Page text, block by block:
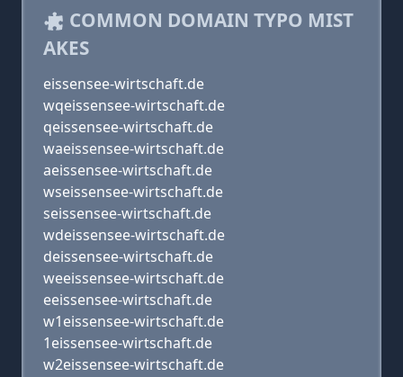
COMMON DOMAIN TYPO MIST
AKES
eissensee-wirtschaft.de
wqeissensee-wirtschaft.de
qeissensee-wirtschaft.de
waeissensee-wirtschaft.de
aeissensee-wirtschaft.de
wseissensee-wirtschaft.de
seissensee-wirtschaft.de
wdeissensee-wirtschaft.de
deissensee-wirtschaft.de
weeissensee-wirtschaft.de
eeissensee-wirtschaft.de
w1eissensee-wirtschaft.de
1eissensee-wirtschaft.de
w2eissensee-wirtschaft.de